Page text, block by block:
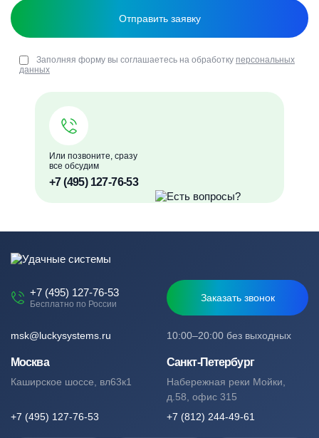
Или позвоните, сразу
все обсудим
+7 (495) 127-76-53
Заполняя форму вы соглашаетесь на обработку персональных
данных
+7 (495) 127-76-53
Бесплатно по России
Заказать звонок
10:00–20:00 без выходных
msk@luckysystems.ru
Москва
Каширское шоссе, вл63к1
+7 (495) 127-76-53
Санкт-Петербург
Набережная реки Мойки,
д.58, офис 315
+7 (812) 244-49-61